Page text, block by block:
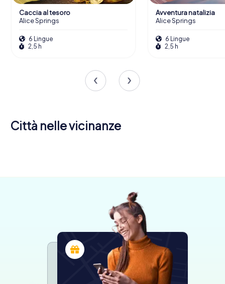
Caccia al tesoro
Alice Springs
6 Lingue
2,5 h
Avventura natalizia
Alice Springs
6 Lingue
2,5 h
Città nelle vicinanze